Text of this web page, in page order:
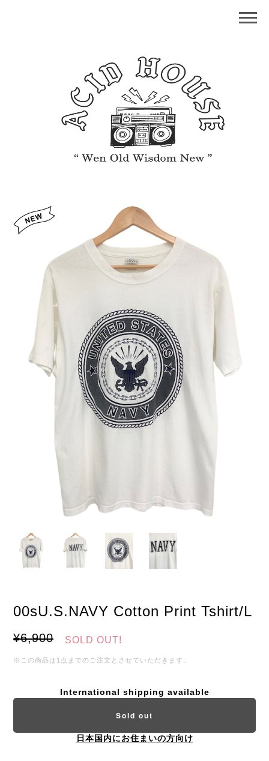
00sU.S.NAVY Cotton Print Tshirt/L
¥6,900 SOLD OUT!
※この商品は1点までのご注文とさせていただきます。
International shipping available
Sold out
日本国内にお住まいの方向け